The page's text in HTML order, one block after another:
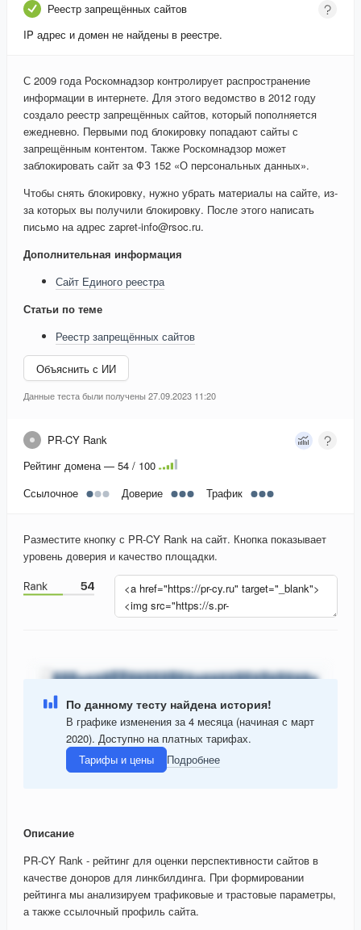
Реестр запрещённых сайтов
IP адрес и домен не найдены в реестре.
С 2009 года Роскомнадзор контролирует распространение
информации в интернете. Для этого ведомство в 2012 году
создало реестр запрещённых сайтов, который пополняется
ежедневно. Первыми под блокировку попадают сайты с
запрещённым контентом. Также Роскомнадзор может
заблокировать сайт за ФЗ 152 «О персональных данных».
Чтобы снять блокировку, нужно убрать материалы на сайте, из-
за которых вы получили блокировку. После этого написать
письмо на адрес zapret-info@rsoc.ru.
Дополнительная информация
Сайт Единого реестра
Статьи по теме
Реестр запрещённых сайтов
Объяснить с ИИ
Данные теста были получены 27.09.2023 11:20
PR-CY Rank
Рейтинг домена — 54 / 100
Ссылочное
Доверие Трафик
Разместите кнопку с PR-CY Rank на сайт. Кнопка показывает
уровень доверия и качество площадки.
По данному тесту найдена история!
В графике изменения за 4 месяца (начиная с март
2020). Доступно на платных тарифах.
Тарифы и цены
Подробнее
Описание
PR-CY Rank - рейтинг для оценки перспективности сайтов в
качестве доноров для линкбилдинга. При формировании
рейтинга мы анализируем трафиковые и трастовые параметры,
а также ссылочный профиль сайта.